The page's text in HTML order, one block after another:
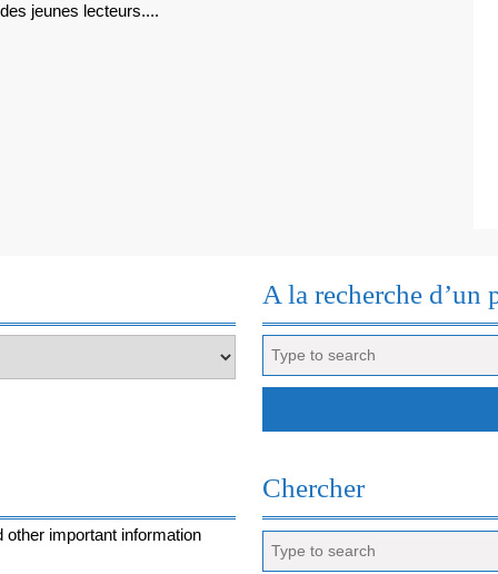
:
jeunes lecteurs....
A la recherche d’un
for:
important information
Chercher
for: